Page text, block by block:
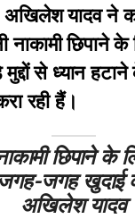
अखिलेश यादव ने
नाकामी छिपाने
से ध्यान
रही हैं।
छिपाने के
जगह खुदाई
अखिलेश यादव